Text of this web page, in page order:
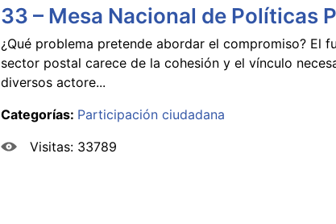
33 – Mesa Nacional de Políticas
¿Qué problema pretende abordar el compromiso? El
sector postal carece de la cohesión y el vínculo
diversos actore...
Categorías: Participación ciudadana
Visitas: 33789